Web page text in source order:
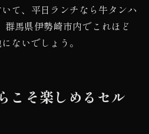
て、平日ランチなら牛タンハ
群馬県伊勢崎市内でこれほど
ないでしょう。
こそ楽しめるセル